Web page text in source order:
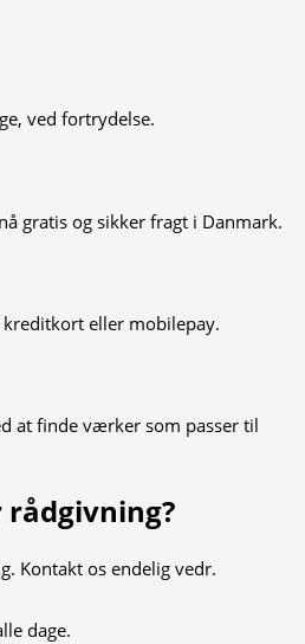
ved fortrydelse.
gratis og sikker fragt i Danmark.
eller mobilepay.
at finde værker som passer til
Kontakt os endelig vedr.
dage.